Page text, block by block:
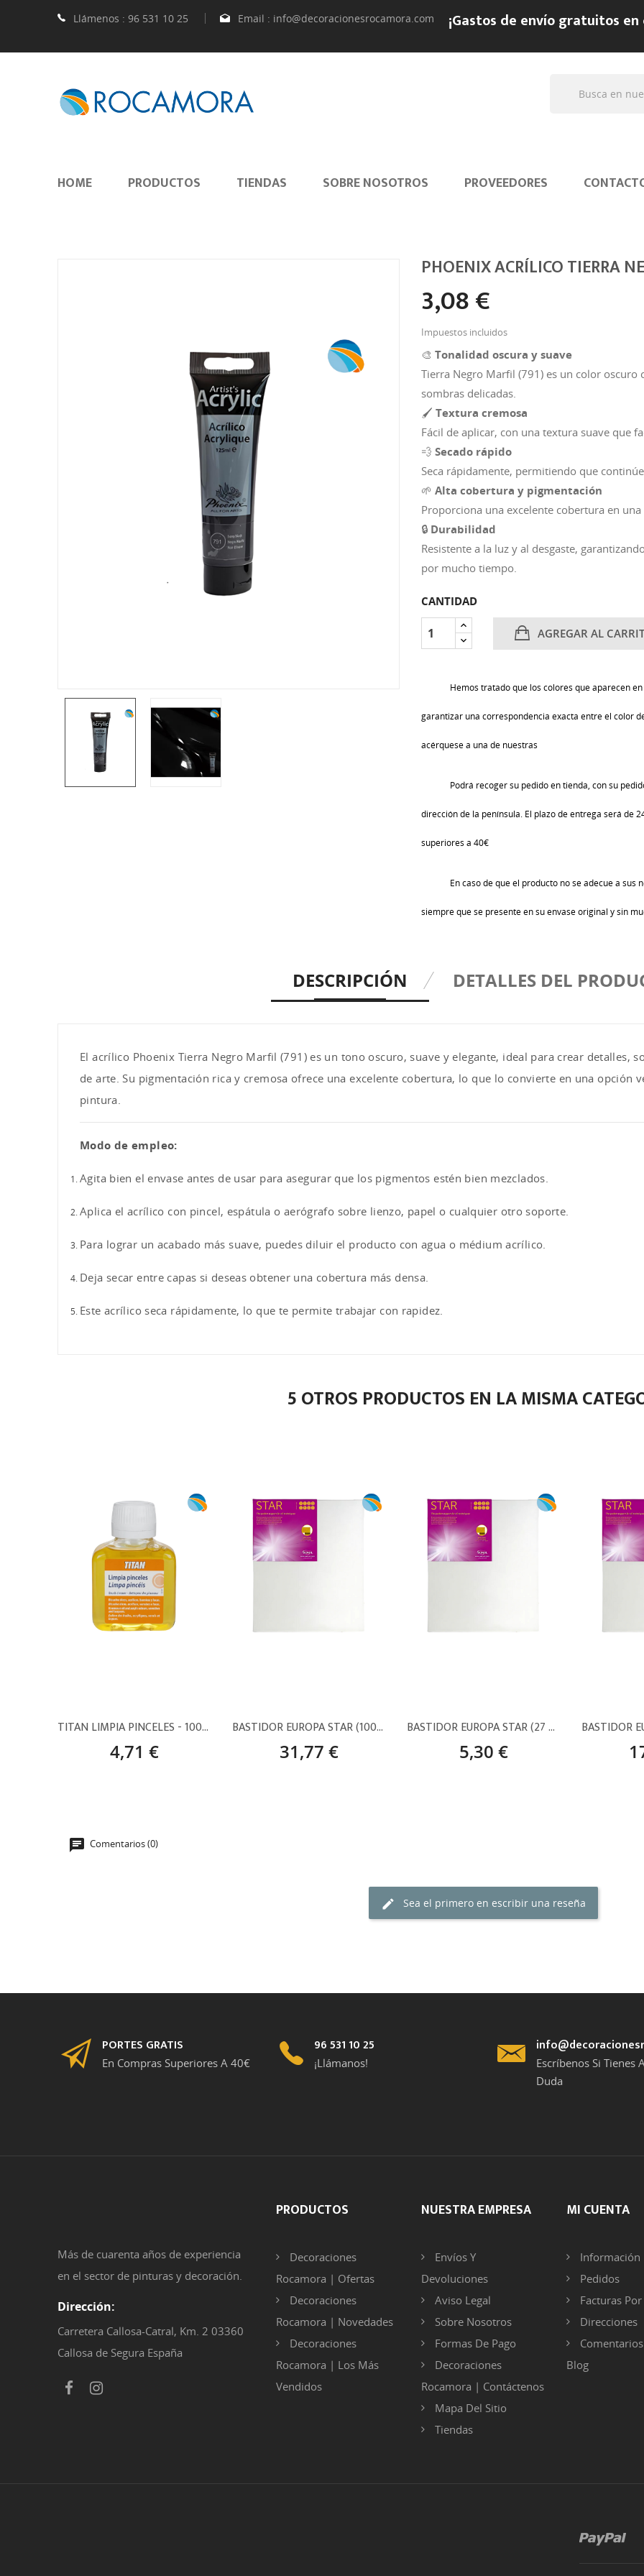
Llámenos : 96 531 10 25 Email : info@decoracionesrocamora.com ¡Gastos de envío gratuitos
HOME PRODUCTOS TIENDAS SOBRE NOSOTROS PROVEEDORES
PHOENIX ACRÍLICO TIERRA
3,08 €
Impuestos incluidos
🎨 Tonalidad oscura y suave
Tierra Negro Marfil (791) es un color oscuro
sombras delicadas.
🖌️ Textura cremosa
Fácil de aplicar, con una textura suave que
💨 Secado rápido
Seca rápidamente, permitiendo que
🌱 Alta cobertura y pigmentación
Proporciona una excelente cobertura en
🔒 Durabilidad
Resistente a la luz y al desgaste,
por mucho tiempo.
CANTIDAD
AGREGAR AL
Hemos tratado que los colores que aparecen
garantizar una correspondencia exacta entre el color
acérquese a una de nuestras
Podrá recoger su pedido en tienda, con su
dirección de la península. El plazo de entrega será de
superiores a 40€
En caso de que el producto no se adecue a
siempre que se presente en su envase original y sin
DESCRIPCIÓN DETALLES DEL
El acrílico Phoenix Tierra Negro Marfil (791) es un tono oscuro, suave y elegante, ideal para crear detalles,
de arte. Su pigmentación rica y cremosa ofrece una excelente cobertura, lo que lo convierte en una opción
pintura.
Modo de empleo:
Agita bien el envase antes de usar para asegurar que los pigmentos estén bien mezclados.
Aplica el acrílico con pincel, espátula o aerógrafo sobre lienzo, papel o cualquier otro soporte.
Para lograr un acabado más suave, puedes diluir el producto con agua o médium acrílico.
Deja secar entre capas si deseas obtener una cobertura más densa.
Este acrílico seca rápidamente, lo que te permite trabajar con rapidez.
5 OTROS PRODUCTOS EN LA MISMA
TITAN LIMPIA PINCELES - 100ML
4,71 €
BASTIDOR EUROPA STAR (100 X 81 CM) – 40FT
31,77 €
BASTIDOR EUROPA STAR (27 X 22 CM) – 3F
5,30 €
Comentarios (0)
Sea el primero en escribir una reseña
PORTES GRATIS
En Compras Superiores A 40€
96 531 10 25
¡Llámanos!
Escríbenos Si Tienes
Duda
Más de cuarenta años de experiencia
en el sector de pinturas y decoración.
Dirección:
Carretera Callosa-Catral, Km. 2 03360
Callosa de Segura España
PRODUCTOS
Decoraciones
Rocamora | Ofertas
Decoraciones
Rocamora | Novedades
Decoraciones
Rocamora | Los Más
Vendidos
NUESTRA EMPRESA
Envíos Y
Devoluciones
Aviso Legal
Sobre Nosotros
Formas De Pago
Decoraciones
Rocamora | Contáctenos
Mapa Del Sitio
Tiendas
MI CUENTA
Información
Pedidos
Facturas
Direcciones
Blog